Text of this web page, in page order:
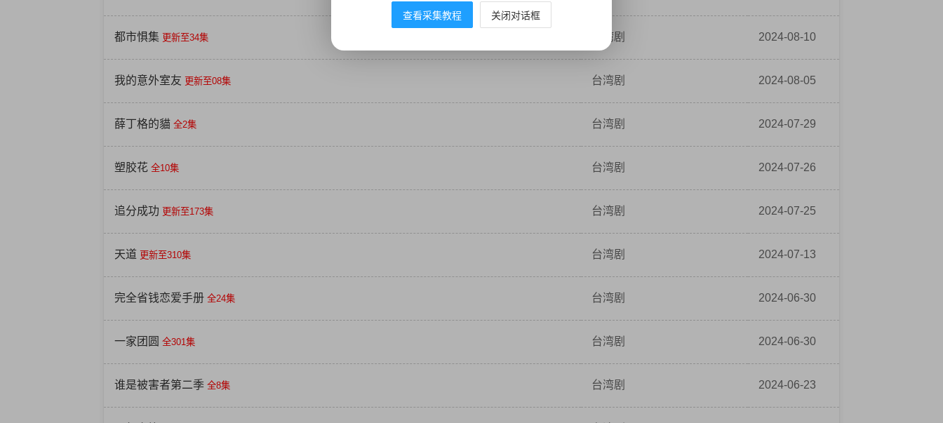
都市惧集 更新至34集 台湾剧 2024-08-10
我的意外室友 更新至08集 台湾剧 2024-08-05
薛丁格的貓 全2集 台湾剧 2024-07-29
塑胶花 全10集 台湾剧 2024-07-26
追分成功 更新至173集 台湾剧 2024-07-25
天道 更新至310集 台湾剧 2024-07-13
完全省钱恋爱手册 全24集 台湾剧 2024-06-30
一家团圆 全301集 台湾剧 2024-06-30
谁是被害者第二季 全8集 台湾剧 2024-06-23
查看采集教程 关闭对话框